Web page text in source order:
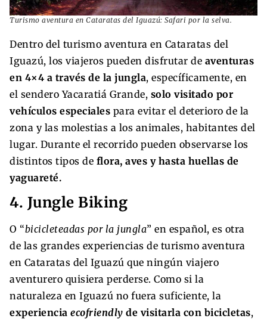
Turismo aventura en Cataratas del Iguazú: Safari por la selva.
Dentro del turismo aventura en Cataratas del
Iguazú, los viajeros pueden disfrutar de aventuras
en 4×4 a través de la jungla, específicamente, en
el sendero Yacaratiá Grande, solo visitado por
vehículos especiales para evitar el deterioro de la
zona y las molestias a los animales, habitantes del
lugar. Durante el recorrido pueden observarse los
distintos tipos de flora, aves y hasta huellas de
yaguareté.
4. Jungle Biking
O “bicicleteadas por la jungla” en español, es otra
de las grandes experiencias de turismo aventura
en Cataratas del Iguazú que ningún viajero
aventurero quisiera perderse. Como si la
naturaleza en Iguazú no fuera suficiente, la
experiencia ecofriendly de visitarla con bicicletas,